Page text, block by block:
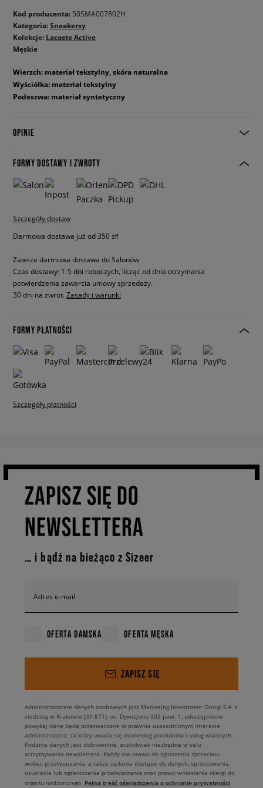
Kod producenta: 50SMA007802H
Kategoria:Sneakersy
Kolekcje: Lacoste Active
Męskie
Wierzch: materiał tekstylny, skóra naturalna
Wyściółka: materiał tekstylny
Podeszwa: materiał syntetyczny
OPINIE
FORMY DOSTAWY I ZWROTY
Szczegóły dostaw
Darmowa dostawa już od 350 zł!
Zawsze darmowa dostawa do Salonów
Czas dostawy: 1-5 dni roboczych, licząc od dnia otrzymania
potwierdzenia zawarcia umowy sprzedaży.
30 dni na zwrot. Zasady i warunki
FORMY PŁATNOŚCI
Szczegóły płatności
ZAPISZ SIĘ DO
NEWSLETTERA
… i bądź na bieżąco z Sizeer
Adres e-mail
OFERTA DAMSKA OFERTA MĘSKA
ZAPISZ SIĘ
Administratorem danych osobowych jest Marketing Investment Group S.A. z
siedzibą w Krakowie (31-871), os. Dywizjonu 303 paw. 1, udostępnione
powyżej dane będą przetwarzane w prawnie uzasadnionym interesie
administratora, za który uważa się marketing produktów i usług własnych.
Podanie danych jest dobrowolne, aczkolwiek niezbędne w celu
otrzymywania newslettera. Każdy ma prawo do zgłoszenia sprzeciwu
wobec przetwarzania, a także żądania dostępu do danych, sprostowania,
usunięcia lub ograniczenia przetwarzania oraz prawo wniesienia skargi do
organu nadzorczego. Pełną treść oświadczenia o ochronie prywatności